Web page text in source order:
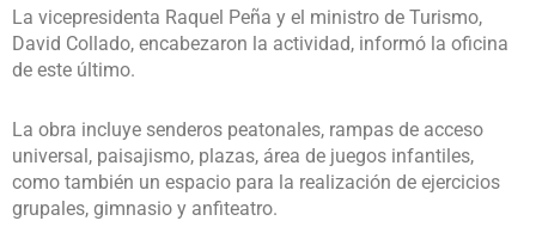
La vicepresidenta Raquel Peña y el ministro de Turismo,
David Collado, encabezaron la actividad, informó la oficina
de este último.
La obra incluye senderos peatonales, rampas de acceso
universal, paisajismo, plazas, área de juegos infantiles,
como también un espacio para la realización de ejercicios
grupales, gimnasio y anfiteatro.